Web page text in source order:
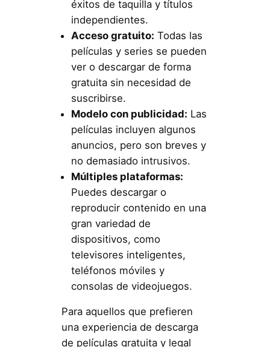
éxitos de taquilla y títulos
independientes.
Acceso gratuito: Todas las
películas y series se pueden
ver o descargar de forma
gratuita sin necesidad de
suscribirse.
Modelo con publicidad: Las
películas incluyen algunos
anuncios, pero son breves y
no demasiado intrusivos.
Múltiples plataformas:
Puedes descargar o
reproducir contenido en una
gran variedad de
dispositivos, como
televisores inteligentes,
teléfonos móviles y
consolas de videojuegos.
Para aquellos que prefieren
una experiencia de descarga
de películas gratuita y legal